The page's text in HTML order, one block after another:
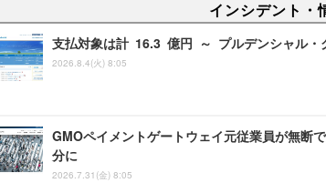
インシデント・
支払対象は計 16.3 億円 ～ プルデンシャル・
2026.8.4(火) 8:05
GMOペイメントゲートウェイ元従業員が無断
分に
2026.7.31(金) 8:05